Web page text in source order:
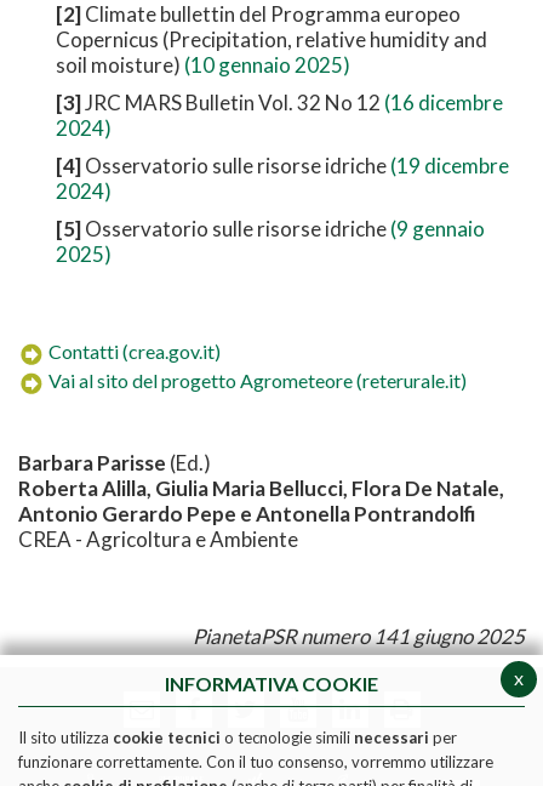
[2]Climate bullettin del Programma europeo
Copernicus (Precipitation, relative humidity and
soil moisture) (10 gennaio 2025)
[3]JRC MARS Bulletin Vol. 32 No 12 (16 dicembre
2024)
[4]Osservatorio sulle risorse idriche(19 dicembre
2024)
[5]Osservatorio sulle risorse idriche(9 gennaio
2025)
Contatti (crea.gov.it)
Vai al sito del progetto Agrometeore (reterurale.it)
Barbara Parisse (Ed.)
Roberta Alilla, Giulia Maria Bellucci, Flora De Natale,
Antonio Gerardo Pepe e Antonella Pontrandolfi
CREA - Agricoltura e Ambiente
PianetaPSR numero 141 giugno 2025
x
INFORMATIVA COOKIE
Il sito utilizza cookie tecnici o tecnologie simili necessari per
funzionare correttamente. Con il tuo consenso, vorremmo utilizzare